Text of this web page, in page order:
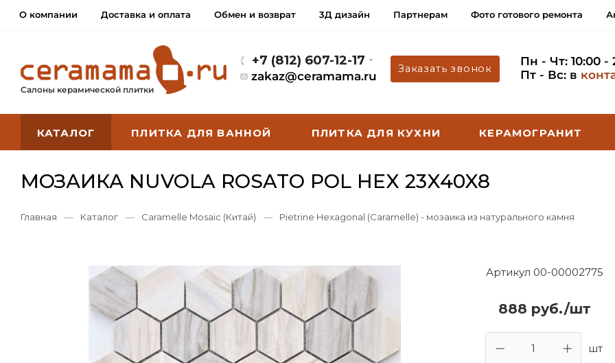
О компании Доставка и оплата Обмен и возврат 3Д дизайн Партнерам Фото готового ремонта
Салоны керамической плитки
+7 (812) 607-12-17
zakaz@ceramama.ru
Заказать звонок
Пн - Чт: 10:00 -
Пт - Вс: в
КАТАЛОГ ПЛИТКА ДЛЯ ВАННОЙ ПЛИТКА ДЛЯ КУХНИ КЕРАМОГРАНИТ
МОЗАИКА NUVOLA ROSATO POL HEX 23X40X8
Главная — Каталог — Caramelle Mosaic (Китай) — Pietrine Hexagonal (Caramelle) - мозаика из натурального камня
Артикул 00-00002775
888 руб./шт
шт